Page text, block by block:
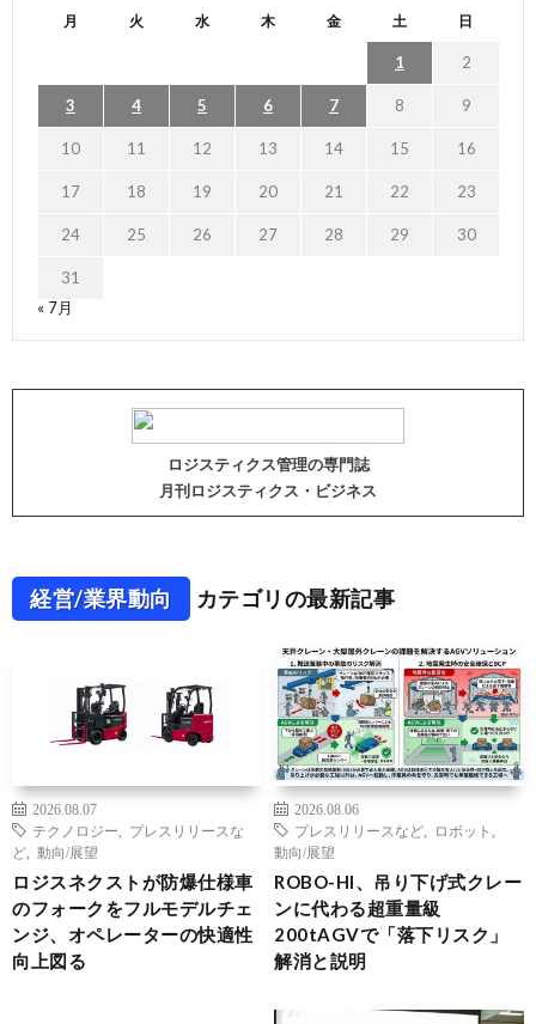
月 火 水 木 金 土 日
1 2
3 4 5 6 7 8 9
10 11 12 13 14 15 16
17 18 19 20 21 22 23
24 25 26 27 28 29 30
31
« 7月
ロジスティクス管理の専門誌
月刊ロジスティクス・ビジネス
経営/業界動向 カテゴリの最新記事
2026.08.07
テクノロジー
プレスリリースな
ど
動向/展望
ロジスネクストが防爆仕様車
のフォークをフルモデルチェ
ンジ、オペレーターの快適性
向上図る
2026.08.06
プレスリリースなど
ロボット
動向/展望
ROBO-HI、吊り下げ式クレー
ンに代わる超重量級
200tAGVで「落下リスク」
解消と説明